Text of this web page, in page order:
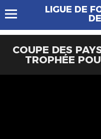
LIGUE DE
COUPE DES
TROPHÉE